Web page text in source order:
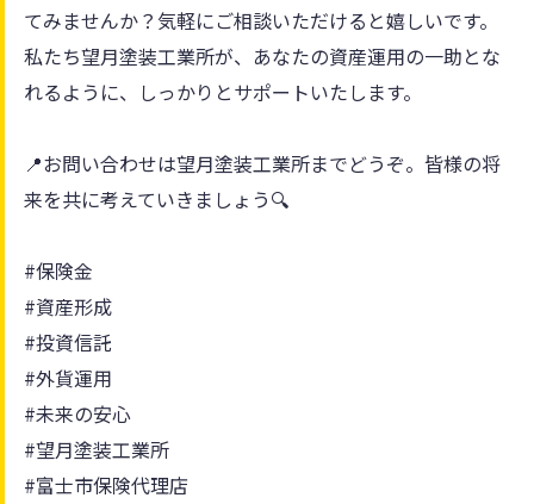
てみませんか？気軽にご相談いただけると嬉しいです。
私たち望月塗装工業所が、あなたの資産運用の一助とな
れるように、しっかりとサポートいたします。
📍お問い合わせは望月塗装工業所までどうぞ。皆様の将
来を共に考えていきましょう🔍
#保険金
#資産形成
#投資信託
#外貨運用
#未来の安心
#望月塗装工業所
#富士市保険代理店